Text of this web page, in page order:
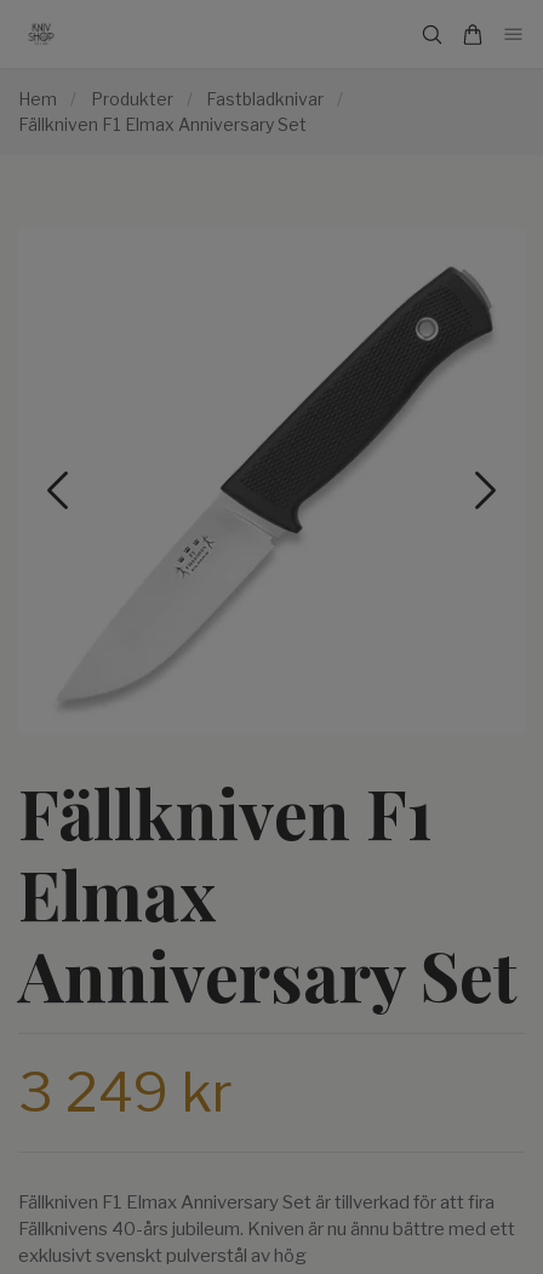
Hem / Produkter / Fastbladknivar
/
Fällkniven F1 Elmax Anniversary Set
Fällkniven F1
Elmax
Anniversary Set
3 249 kr
Fällkniven F1 Elmax Anniversary Set är tillverkad för att fira
Fällknivens 40-års jubileum. Kniven är nu ännu bättre med ett
exklusivt svenskt pulverstål av hög